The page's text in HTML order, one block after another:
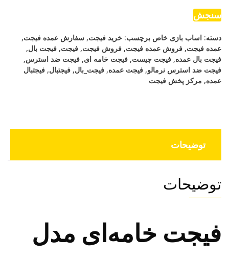
سنجش
دسته: اساب بازی خاص برچسب: خرید فیجت, سفارش عمده فیجت,
عمده فیجت, فروش عمده فیجت, فروش فیجت, فیجت, فیجت بال,
فیجت بال عمده, فیجت چیست, فیجت خامه ای, فیجت ضد استرس,
فیجت ضد استرس نرمالو, فیجت عمده, فیجت_بال, فیجتبال, فیجتبال
عمده, مرکز پخش فیجت
توضیحات
توضیحات
فیجت خامه‌ای مدل